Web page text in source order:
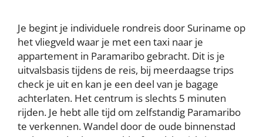
Je begint je individuele rondreis door Suriname op
het vliegveld waar je met een taxi naar je
appartement in Paramaribo gebracht. Dit is je
uitvalsbasis tijdens de reis, bij meerdaagse trips
check je uit en kan je een deel van je bagage
achterlaten. Het centrum is slechts 5 minuten
rijden. Je hebt alle tijd om zelfstandig Paramaribo
te verkennen. Wandel door de oude binnenstad